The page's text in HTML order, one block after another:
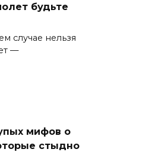
будьте
случае нельзя
—
мифов о
стыдно